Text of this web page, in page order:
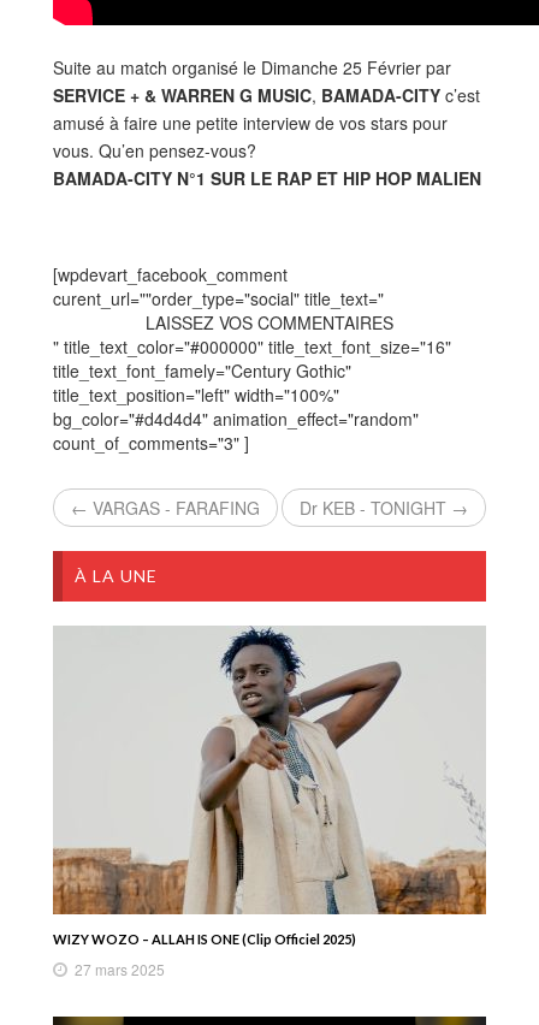
Suite au match organisé le Dimanche 25 Février par
SERVICE + & WARREN G MUSIC, BAMADA-CITY c’est
amusé à faire une petite interview de vos stars pour
vous. Qu’en pensez-vous?
BAMADA-CITY N°1 SUR LE RAP ET HIP HOP MALIEN
[wpdevart_facebook_comment
curent_url=""order_type="social" title_text="
LAISSEZ VOS COMMENTAIRES
" title_text_color="#000000" title_text_font_size="16"
title_text_font_famely="Century Gothic"
title_text_position="left" width="100%"
bg_color="#d4d4d4" animation_effect="random"
count_of_comments="3" ]
← VARGAS - FARAFING Dr KEB - TONIGHT →
À LA UNE
WIZY WOZO – ALLAH IS ONE (Clip Officiel 2025)
27 mars 2025